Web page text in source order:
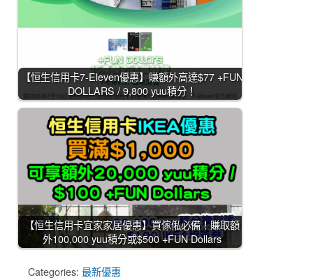
【恒生信用卡7-Eleven優惠】賺額外高達$77 +FUN
DOLLARS / 9,800 yuu積分！
【恒生信用卡宜家家居優惠】買傢俬必備！賺取額
外100,000 yuu積分或$500 +FUN Dollars
Categories: 最新優惠